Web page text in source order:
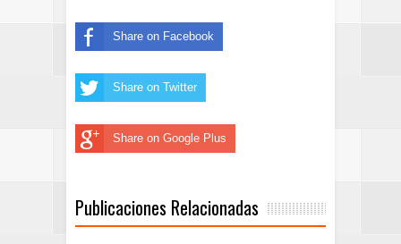
Share on Facebook
Share on Twitter
Share on Google Plus
Publicaciones Relacionadas